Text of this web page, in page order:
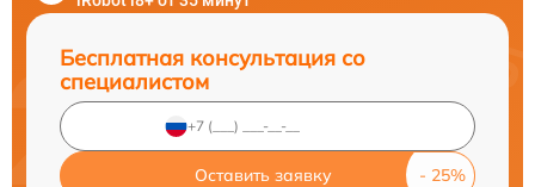
Бесплатная консультация со
специалистом
Оставить заявку